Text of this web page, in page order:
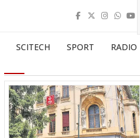
SCITECH SPORT RADIO